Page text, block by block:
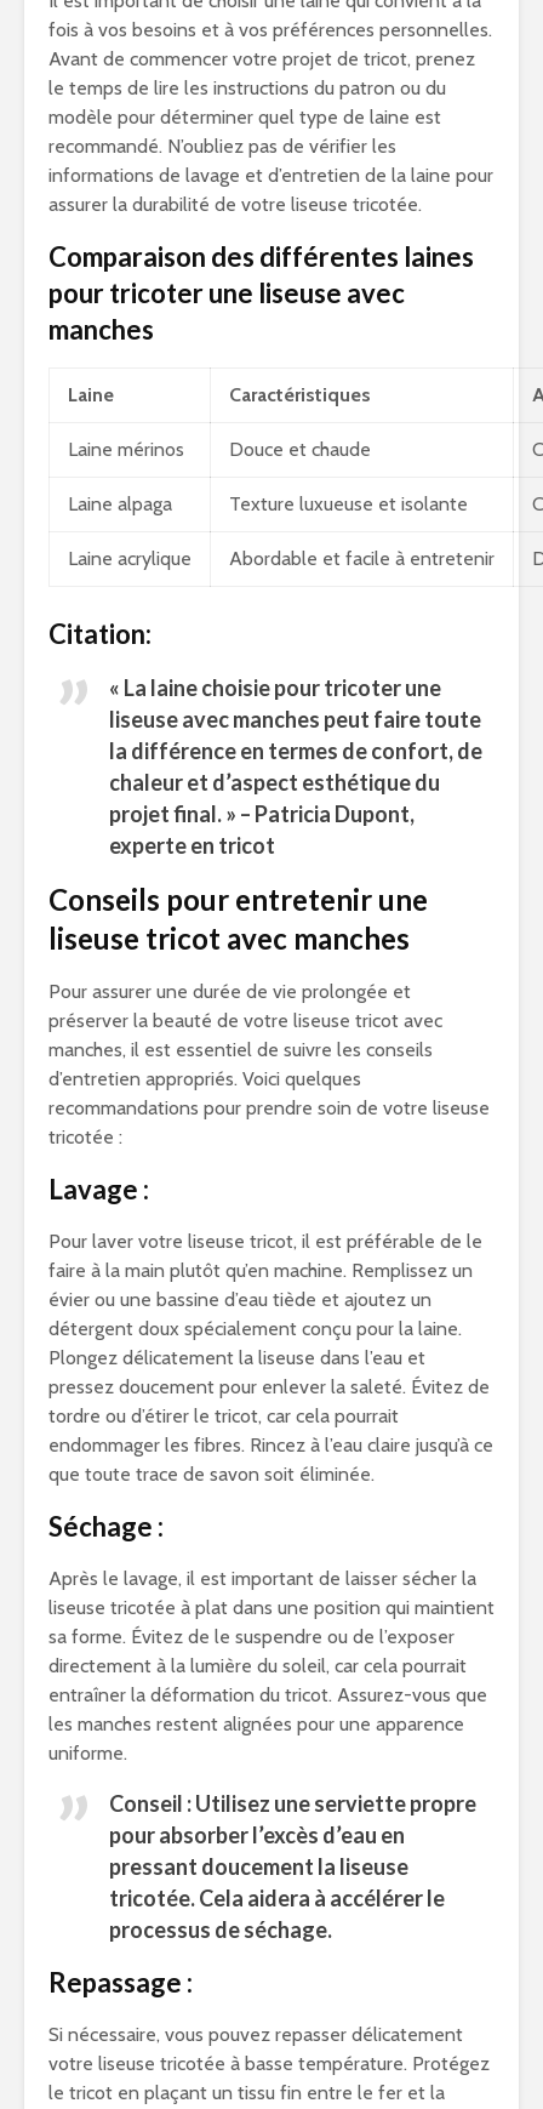
fois à vos besoins et à vos préférences personnelles.
Avant de commencer votre projet de tricot, prenez
le temps de lire les instructions du patron ou du
modèle pour déterminer quel type de laine est
recommandé. N’oubliez pas de vérifier les
informations de lavage et d’entretien de la laine pour
assurer la durabilité de votre liseuse tricotée.
Comparaison des différentes laines
pour tricoter une liseuse avec
manches
Laine Caractéristiques
Laine mérinos Douce et chaude
Laine alpaga Texture luxueuse et isolante
Laine acrylique Abordable et facile à entretenir
Citation:
« La laine choisie pour tricoter une
liseuse avec manches peut faire toute
la différence en termes de confort, de
chaleur et d’aspect esthétique du
projet final. » – Patricia Dupont,
experte en tricot
Conseils pour entretenir une
liseuse tricot avec manches
Pour assurer une durée de vie prolongée et
préserver la beauté de votre liseuse tricot avec
manches, il est essentiel de suivre les conseils
d’entretien appropriés. Voici quelques
recommandations pour prendre soin de votre liseuse
tricotée :
Lavage :
Pour laver votre liseuse tricot, il est préférable de le
faire à la main plutôt qu’en machine. Remplissez un
évier ou une bassine d’eau tiède et ajoutez un
détergent doux spécialement conçu pour la laine.
Plongez délicatement la liseuse dans l’eau et
pressez doucement pour enlever la saleté. Évitez de
tordre ou d’étirer le tricot, car cela pourrait
endommager les fibres. Rincez à l’eau claire jusqu’à ce
que toute trace de savon soit éliminée.
Séchage :
Après le lavage, il est important de laisser sécher la
liseuse tricotée à plat dans une position qui maintient
sa forme. Évitez de le suspendre ou de l’exposer
directement à la lumière du soleil, car cela pourrait
entraîner la déformation du tricot. Assurez-vous que
les manches restent alignées pour une apparence
uniforme.
Conseil : Utilisez une serviette propre
pour absorber l’excès d’eau en
pressant doucement la liseuse
tricotée. Cela aidera à accélérer le
processus de séchage.
Repassage :
Si nécessaire, vous pouvez repasser délicatement
votre liseuse tricotée à basse température. Protégez
le tricot en plaçant un tissu fin entre le fer et la